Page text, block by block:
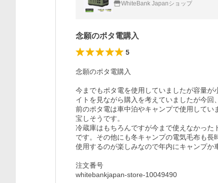
WhiteBank Japanショップ
念願のポタ電購入
5
念願のポタ電購入
今までもポタ電を使用していましたが容量
イトを見ながら購入を考えていましたが今回
前のポタ電は車中泊やキャンプで使用して
宝しそうです。
冷蔵庫はもちろんですが今まで使えなかっ
です。その他にも冬キャンプの電気毛布も長
使用するのが楽しみなので年内にキャンプか
注文番号
whitebankjapan-store-10049490